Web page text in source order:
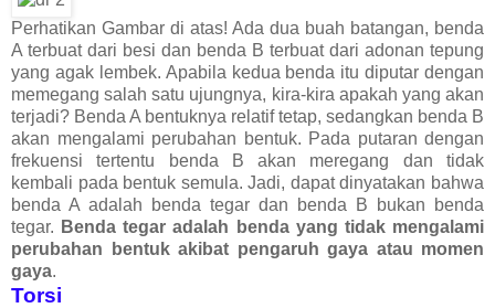
Perhatikan Gambar di atas! Ada dua buah batangan, benda
A terbuat dari besi dan benda B terbuat dari adonan tepung
yang agak lembek. Apabila kedua benda itu diputar dengan
memegang salah satu ujungnya, kira-kira apakah yang akan
terjadi? Benda A bentuknya relatif tetap, sedangkan benda B
akan mengalami perubahan bentuk. Pada putaran dengan
frekuensi tertentu benda B akan meregang dan tidak
kembali pada bentuk semula. Jadi, dapat dinyatakan bahwa
benda A adalah benda tegar dan benda B bukan benda
tegar. Benda tegar adalah benda yang tidak mengalami
perubahan bentuk akibat pengaruh gaya atau momen
gaya.
Torsi